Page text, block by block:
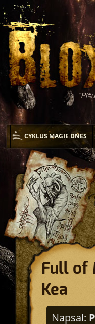
CYKLUS MAGIE DNES
Full of
Kea
Napsal: